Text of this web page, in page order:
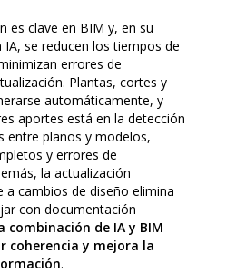
es clave en BIM y, en su
se reducen los tiempos de
errores de
Plantas, cortes y
automáticamente, y
aportes está en la detección
entre planos y modelos,
y errores de
la actualización
cambios de diseño elimina
con documentación
combinación de IA y BIM
coherencia y mejora la
.